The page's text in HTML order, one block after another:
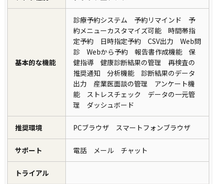
基本的な機能
診療予約システム 予約リマインド 予
約メニューカスタマイズ可能 時間帯指
定予約 日時指定予約 CSV出力 Web問
診 Webから予約 報告書作成機能 保
健指導 健康診断結果の管理 再検査の
推奨通知 分析機能 診断結果のデータ
出力 産業医面談の管理 アンケート機
能 ストレスチェック データの一元管
理 ダッシュボード
推奨環境 PCブラウザ スマートフォンブラウザ
サポート 電話 メール チャット
トライアル